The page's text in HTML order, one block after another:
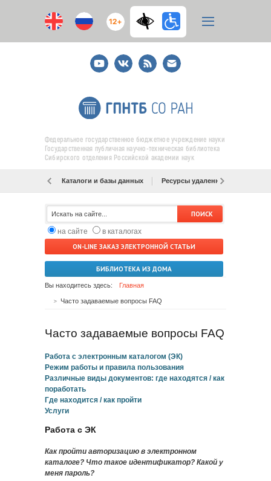
12+
YoutubeВКонтакте
RSS
E-
mail
подписка
Федеральное государственное бюджетное учреждение науки
Государственная публичная научно-техническая библиотека
Сибирского отделения Российской академии наук
Каталоги и базы данных Ресурсы удаленного доступа
на сайте
в каталогах
ON-LINE ЗАКАЗ ЭЛЕКТРОННОЙ СТАТЬИ
БИБЛИОТЕКА ИЗ ДОМА
Вы находитесь здесь: Главная
Часто задаваемые вопросы FAQ
Часто задаваемые вопросы FAQ
Работа с электронным каталогом (ЭК)
Режим работы и правила пользования
Различные виды документов: где находятся / как
поработать
Где находится / как пройти
Услуги
Работа с ЭК
Как пройти авторизацию в электронном
каталоге? Что такое идентификатор? Какой у
меня пароль?